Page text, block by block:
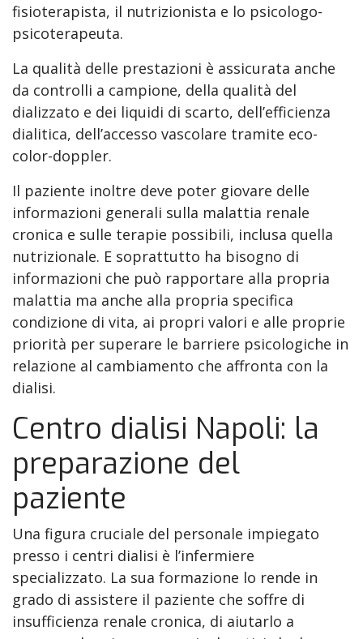
fisioterapista, il nutrizionista e lo psicologo-
psicoterapeuta.
La qualità delle prestazioni è assicurata anche
da controlli a campione, della qualità del
dializzato e dei liquidi di scarto, dell’efficienza
dialitica, dell’accesso vascolare tramite eco-
color-doppler.
Il paziente inoltre deve poter giovare delle
informazioni generali sulla malattia renale
cronica e sulle terapie possibili, inclusa quella
nutrizionale. E soprattutto ha bisogno di
informazioni che può rapportare alla propria
malattia ma anche alla propria specifica
condizione di vita, ai propri valori e alle proprie
priorità per superare le barriere psicologiche in
relazione al cambiamento che affronta con la
dialisi.
Centro dialisi Napoli: la
preparazione del
paziente
Una figura cruciale del personale impiegato
presso i centri dialisi è l’infermiere
specializzato. La sua formazione lo rende in
grado di assistere il paziente che soffre di
insufficienza renale cronica, di aiutarlo a